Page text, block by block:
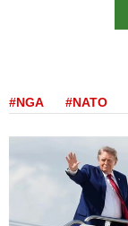
#NGA #NATO